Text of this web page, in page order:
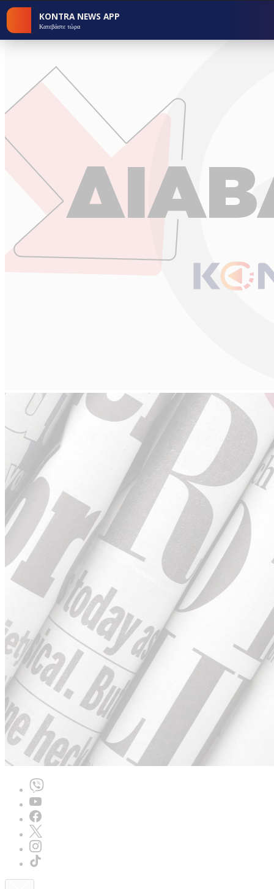
KONTRA NEWS APP
Κατεβάστε τώρα